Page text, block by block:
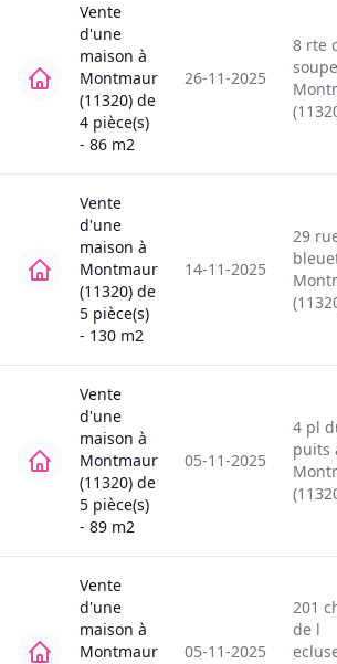
Vente
d'une
maison à
Montmaur
(11320) de
4 pièce(s)
- 86 m2
26-11-2025
8 rte
Vente
d'une
maison à
Montmaur
(11320) de
5 pièce(s)
- 130 m2
14-11-2025
29
Vente
d'une
maison à
Montmaur
(11320) de
5 pièce(s)
- 89 m2
05-11-2025
4 pl
puits
Vente
d'une
maison à
Montmaur
05-11-2025
201
de l